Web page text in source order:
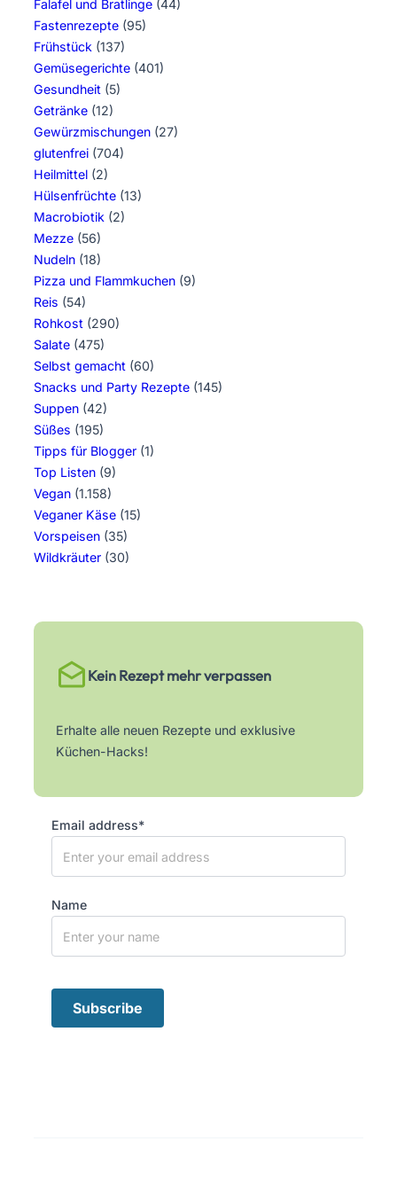
Falafel und Bratlinge (44)
Fastenrezepte (95)
Frühstück (137)
Gemüsegerichte (401)
Gesundheit (5)
Getränke (12)
Gewürzmischungen (27)
glutenfrei (704)
Heilmittel (2)
Hülsenfrüchte (13)
Macrobiotik (2)
Mezze (56)
Nudeln (18)
Pizza und Flammkuchen (9)
Reis (54)
Rohkost (290)
Salate (475)
Selbst gemacht (60)
Snacks und Party Rezepte (145)
Suppen (42)
Süßes (195)
Tipps für Blogger (1)
Top Listen (9)
Vegan (1.158)
Veganer Käse (15)
Vorspeisen (35)
Wildkräuter (30)
Kein Rezept mehr verpassen
Erhalte alle neuen Rezepte und exklusive
Küchen-Hacks!
Email address*
Name